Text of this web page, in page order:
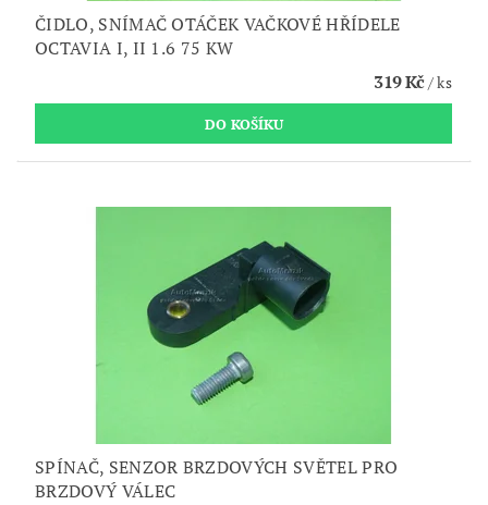
ČIDLO, SNÍMAČ OTÁČEK VAČKOVÉ HŘÍDELE
OCTAVIA I, II 1.6 75 KW
319 Kč/ ks
SPÍNAČ, SENZOR BRZDOVÝCH SVĚTEL PRO
BRZDOVÝ VÁLEC